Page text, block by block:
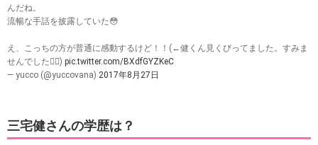
んだね。
流暢な手話を披露していた😳
え、こっちの方が普通に感動するけど！！(←健くん見くびってました。すみま
せんでした🙇‍♀️) pic.twitter.com/BXdfGYZKeC
— yucco (@yuccovana) 2017年8月27日
三宅健さんの学歴は？